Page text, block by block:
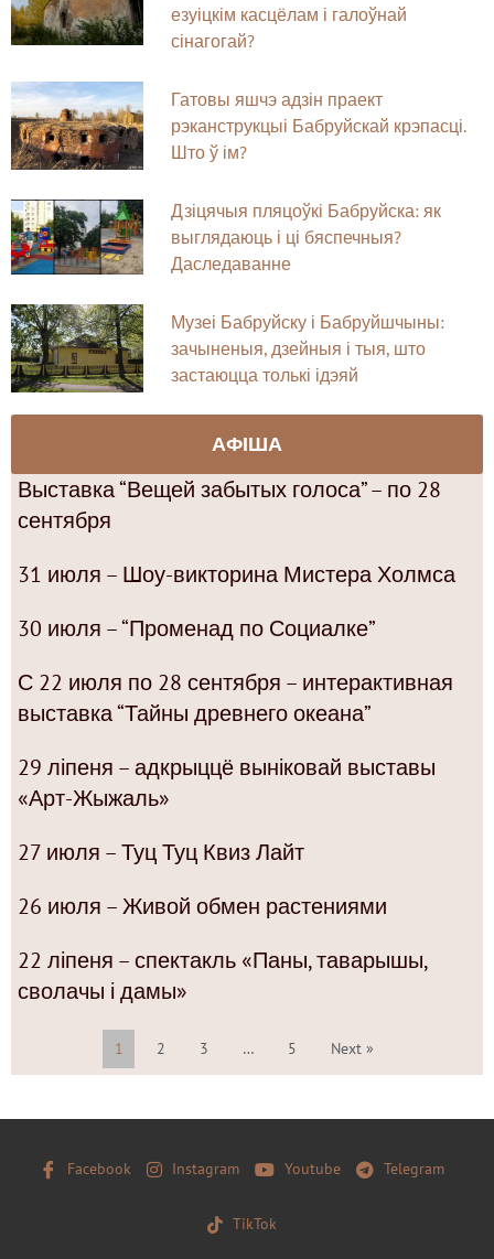
езуіцкім касцёлам і галоўнай
сінагогай?
Гатовы яшчэ адзін праект
рэканструкцыі Бабруйскай крэпасці.
Што ў ім?
Дзіцячыя пляцоўкі Бабруйска: як
выглядаюць і ці бяспечныя?
Даследаванне
Музеі Бабруйску і Бабруйшчыны:
зачыненыя, дзейныя і тыя, што
застаюцца толькі ідэяй
АФІША
Выставка “Вещей забытых голоса” – по 28
сентября
31 июля – Шоу-викторина Мистера Холмса
30 июля – “Променад по Социалке”
С 22 июля по 28 сентября – интерактивная
выставка “Тайны древнего океана”
29 ліпеня – адкрыццё выніковай выставы
«Арт-Жыжаль»
27 июля – Туц Туц Квиз Лайт
26 июля – Живой обмен растениями
22 ліпеня – спектакль «Паны, таварышы,
сволачы і дамы»
1 2 3 … 5 Next »
Facebook Instagram Youtube Telegram
TikTok